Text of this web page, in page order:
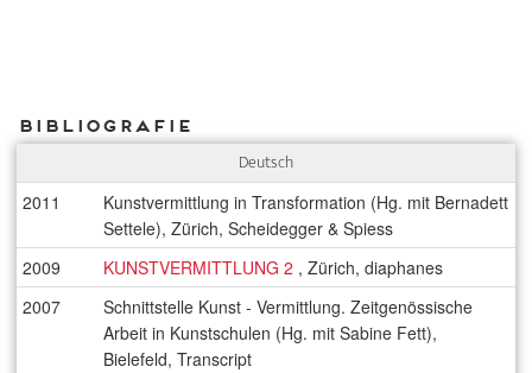
Bibliografie
Deutsch
2011
Kunstvermittlung in Transformation (Hg. mit Bernadett
Settele), Zürich, Scheidegger & Spiess
2009
KUNSTVERMITTLUNG 2 , Zürich, diaphanes
2007
Schnittstelle Kunst - Vermittlung. Zeitgenössische
Arbeit in Kunstschulen (Hg. mit Sabine Fett),
Bielefeld, Transcript